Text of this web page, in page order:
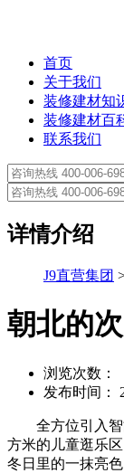
首页
关于我们
装修建材知
装修建材百
联系我们
详情介绍
J9直营集团
朝北的
浏览次数：
发布时间：
全方位引入智
方米的儿童逛乐
冬日里的一抹亮